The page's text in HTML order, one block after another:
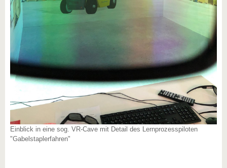
Einblick in eine sog. VR-Cave mit Detail des Lernprozesspiloten
"Gabelstaplerfahren"